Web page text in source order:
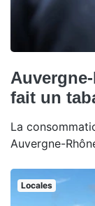
fait un
La
Auvergne-
Locales